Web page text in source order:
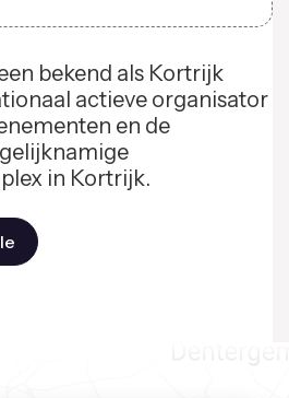
bekend als Kortrijk
actieve organisator
en de
in Kortrijk.